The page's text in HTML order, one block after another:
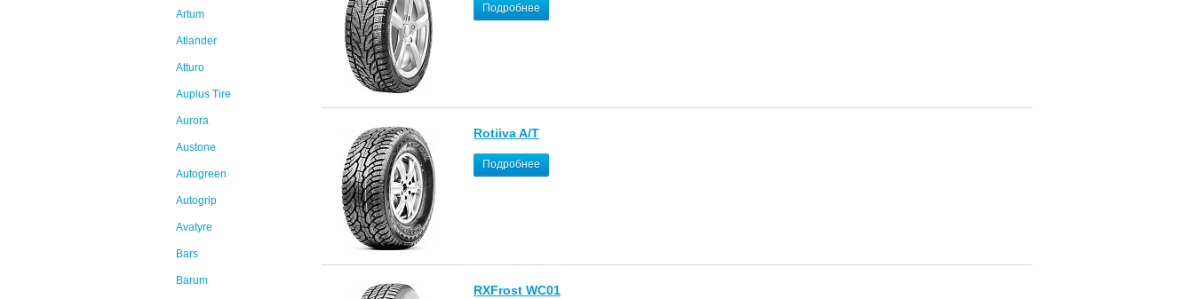
Artum
Atlander
Atturo
Auplus Tire
Aurora
Austone
Autogreen
Autogrip
Avatyre
Bars
Barum
Подробнее
Rotiiva A/T
Подробнее
RXFrost WC01